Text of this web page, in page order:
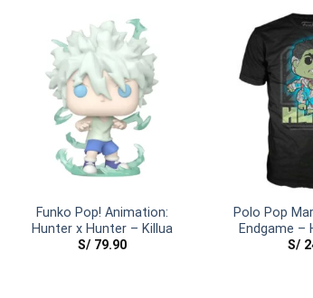
Funko Pop! Animation:
Hunter x Hunter – Killua
S/ 79.90
Polo Pop
Endgame –
S/